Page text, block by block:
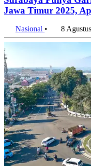
Jawa Timur 2025,
Nasional • 8